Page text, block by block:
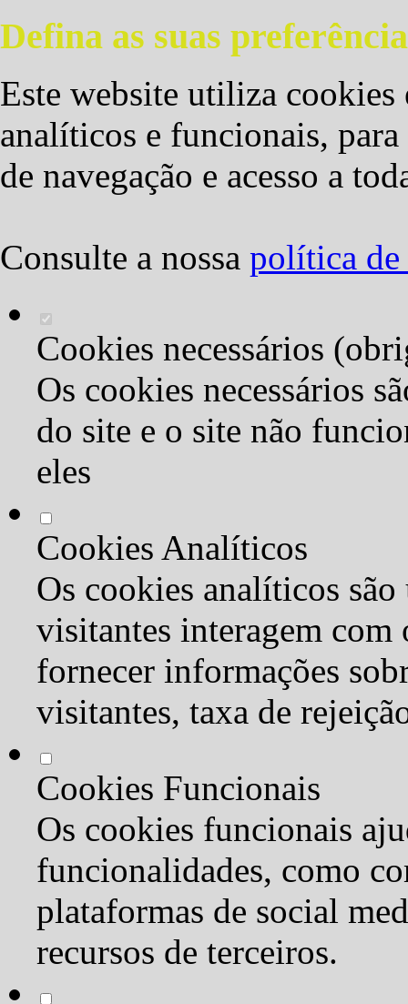
Defina as suas
Este website utiliza cookies
analíticos e funcionais,
de navegação e acesso a
Consulte a nossa política de
Cookies necessários
Os cookies necessários
do site e o site não
eles
Cookies Analíticos
Os cookies analíticos são
visitantes interagem com
fornecer informações
visitantes, taxa de
Cookies Funcionais
Os cookies funcionais
funcionalidades, como
plataformas de social
recursos de terceiros.